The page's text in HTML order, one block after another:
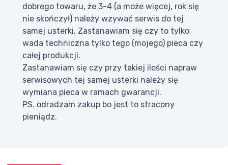
dobrego towaru, że 3-4 (a może więcej, rok się
nie skończył) należy wzywać serwis do tej
samej usterki. Zastanawiam się czy to tylko
wada techniczna tylko tego (mojego) pieca czy
całej produkcji.
Zastanawiam się czy przy takiej ilości napraw
serwisowych tej samej usterki należy się
wymiana pieca w ramach gwarancji.
PS. odradzam zakup bo jest to stracony
pieniądz.